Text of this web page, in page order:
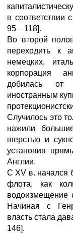
в соответствии
95—118].
Во второй
переходить к
немецких,
корпорация
добилась от
иностранным
Случилось это
нажили
шерстью и
установив
Англии.
С XV в. начался
флота, как
водоизмещение
Начиная с
власть стала
146].